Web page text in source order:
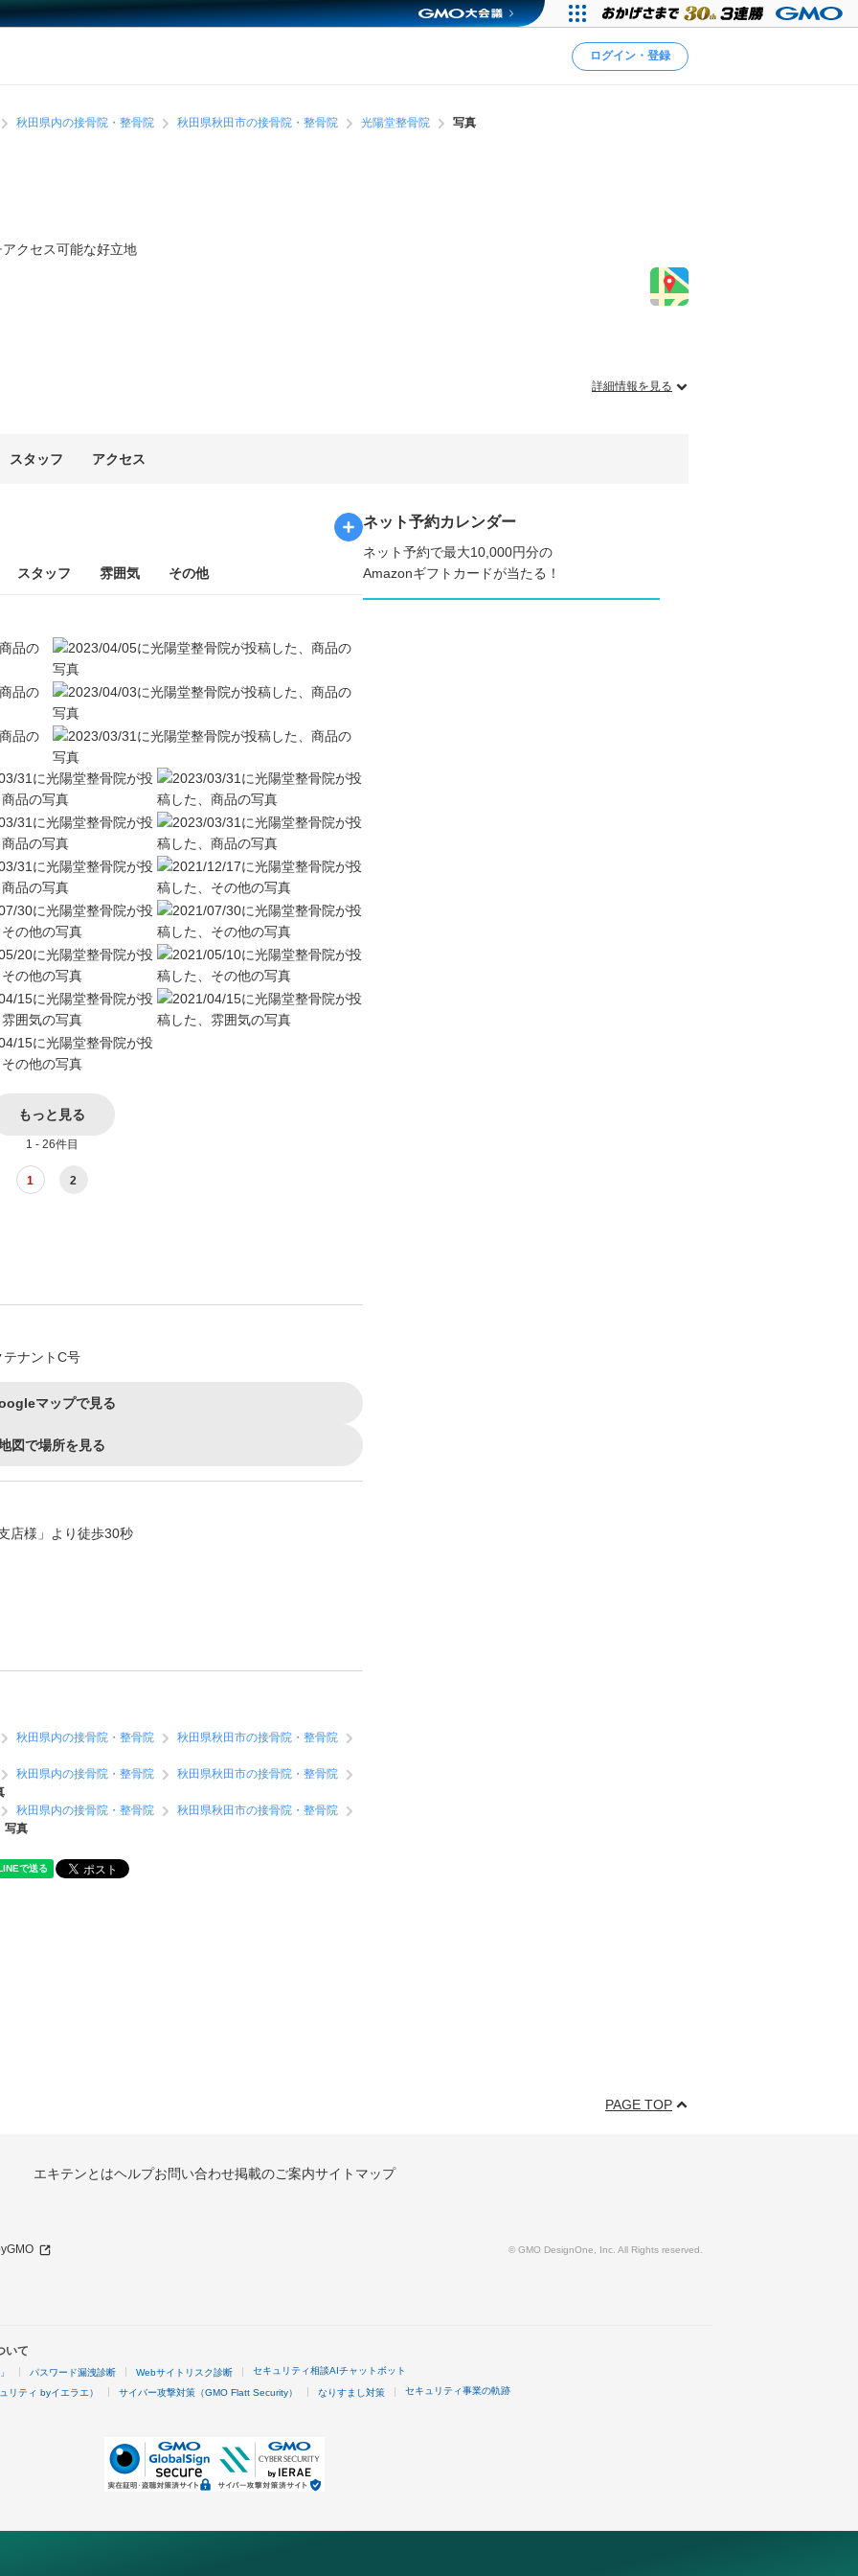
ログイン・登録
秋田県内の接骨院・整骨院 秋田県秋田市の接骨院・整骨院 光陽堂整骨院 写真
クセス可能な好立地
詳細情報を見る
スタッフ アクセス
スタッフ 雰囲気 その他
もっと見る
1 - 26件目
1 2
ナントC号
マップで見る
図で場所を見る
店様」より徒歩30秒
秋田県内の接骨院・整骨院 秋田県秋田市の接骨院・整骨院
秋田県内の接骨院・整骨院
秋田県秋田市の接骨院・整骨院
秋田県内の接骨院・整骨院
秋田県秋田市の接骨院・整骨院
写真
ネット予約カレンダー
ネット予約で最大10,000円分の
Amazonギフトカードが当たる！
PAGE TOP
エキテンとはヘルプお問い合わせ掲載のご案内サイトマップ
© GMO DesignOne, Inc. All Rights reserved.
いて
パスワード漏洩診断 Webサイトリスク診断 セキュリティ相談AIチャットボット
リティ byイエラエ） サイバー攻撃対策（GMO Flatt Security） なりすまし対策 セキュリティ事業の軌跡